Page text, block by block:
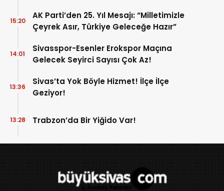
AK Parti’den 25. Yıl Mesajı: “Milletimizle
Çeyrek Asır, Türkiye Geleceğe Hazır”
15:20
Sivasspor-Esenler Erokspor Maçına
Gelecek Seyirci Sayısı Çok Az!
14:01
Sivas’ta Yok Böyle Hizmet! İlçe İlçe
Geziyor!
13:36
Trabzon’da Bir Yiğido Var!
13:28